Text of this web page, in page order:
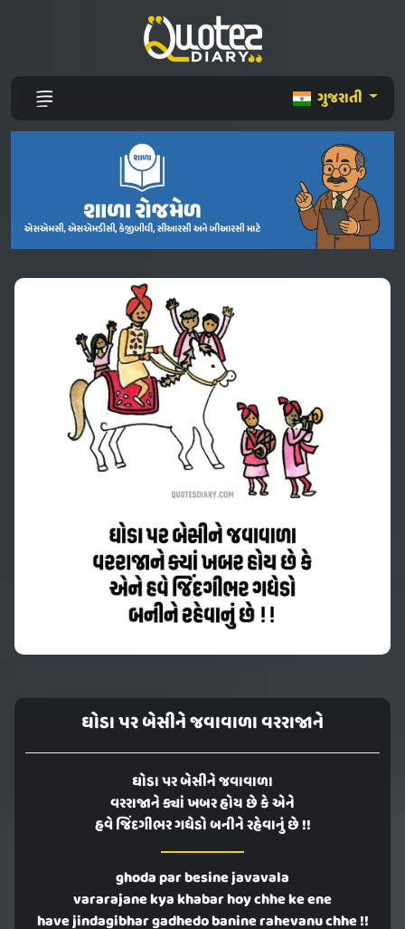
ગુજરાતી
ઘોડા પર બેસીને જવાવાળા વરરાજાને
ઘોડા પર બેસીને જવાવાળા
વરરાજાને ક્યાં ખબર હોય છે કે એને
હવે જિંદગીભર ગધેડો બનીને રહેવાનું છે !!
ghoda par besine javavala
vararajane kya khabar hoy chhe ke ene
have jindagibhar gadhedo banine rahevanu chhe !!